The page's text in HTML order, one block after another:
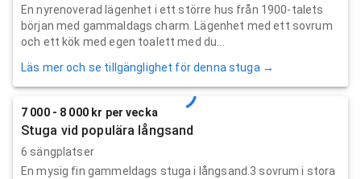
En nyrenoverad lägenhet i ett större hus från 1900-talets
början med gammaldags charm. Lägenhet med ett sovrum
och ett kök med egen toalett med du...
Läs mer och se tillgänglighet för denna stuga →
7 000 - 8 000 kr per vecka
Stuga vid populära långsand
6 sängplatser
En mysig fin gammeldags stuga i långsand.3 sovrum i stora